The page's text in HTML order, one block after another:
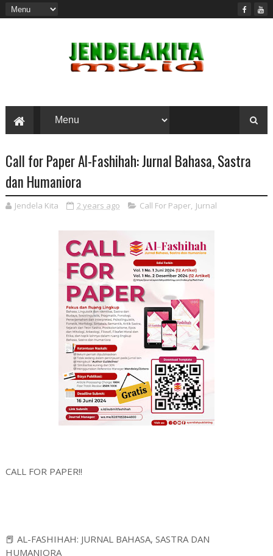
Call for Paper Al-Fashihah: Jurnal Bahasa, Sastra
dan Humaniora
Jendela Kita 2 years ago Call For Paper, Jurnal
CALL FOR PAPER!!
📕 AL-FASHIHAH: JURNAL BAHASA, SASTRA DAN
HUMANIORA